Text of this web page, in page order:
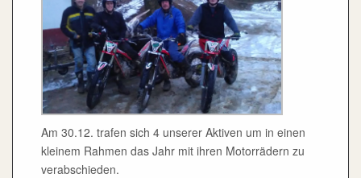
Am 30.12. trafen sich 4 unserer Aktiven um in einen
kleinem Rahmen das Jahr mit ihren Motorrädern zu
verabschieden.